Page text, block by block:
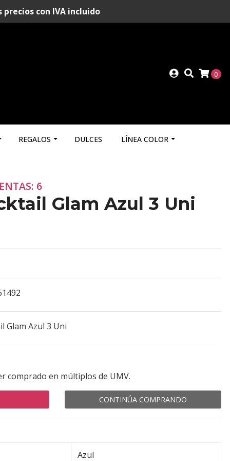
precios con IVA incluido
0
REGALOS DULCES LÍNEA COLOR
6
Glam Azul 3 Uni
Glam Azul 3 Uni
comprado en múltiplos de UMV.
CONTINÚA COMPRANDO
Azul